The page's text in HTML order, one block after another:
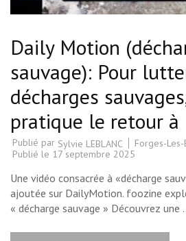
Daily Motion
sauvage): Pour
décharges
pratique le retour à
Publié par Sylvie LEBLANC
Forges-Les-
Publié le 17 septembre 2025
Une vidéo consacrée à «décharge
ajoutée sur DailyMotion. foozine
« décharge sauvage » Découvrez une